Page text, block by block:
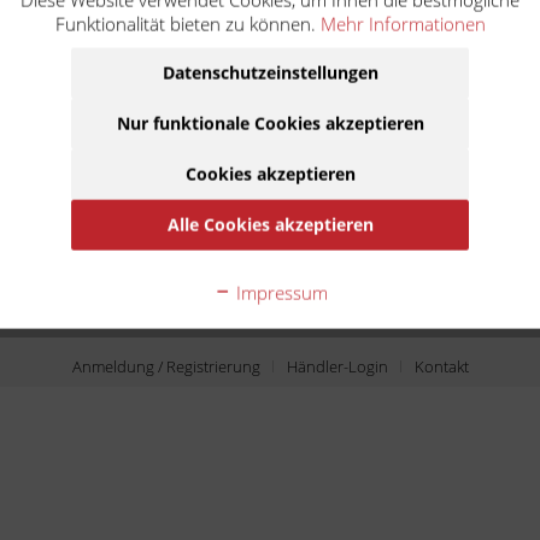
Newsletter
* Alle Preise inkl. gesetzl. Mehrwertsteuer zzgl.
Anmeldung / Registrierung Händler-Login Kontakt
Funktionalität bieten zu können. Mehr Informationen
Datenschutzeinstellungen
Nur funktionale Cookies akzeptieren
Cookies akzeptieren
Alle Cookies akzeptieren
Impressum